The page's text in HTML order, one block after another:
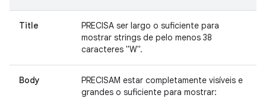
Title
PRECISA ser largo o suficiente para
mostrar strings de pelo menos 38
caracteres "W".
Body
PRECISAM estar completamente visíveis e
grandes o suficiente para mostrar: